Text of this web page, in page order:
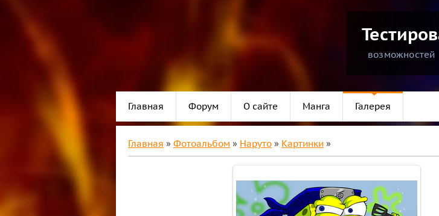
возможностей
Главная Форум О сайте Манга Галерея
Главная » Фотоальбом » Наруто » Картинки »